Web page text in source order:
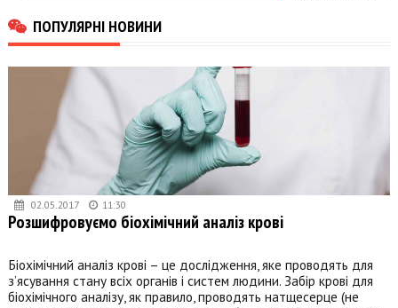
ПОПУЛЯРНІ НОВИНИ
02.05.2017 11:30
Розшифровуємо біохімічний аналіз крові
Біохімічний аналіз крові – це дослідження, яке проводять для
з’ясування стану всіх органів і систем людини. Забір крові для
біохімічного аналізу, як правило, проводять натщесерце (не